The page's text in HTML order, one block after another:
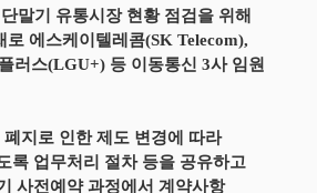
말기 유통시장 현황 점검을 위해
에스케이텔레콤(SK Telecom),
러스(LGU+) 등 이동통신 3사 임원
지로 인한 제도 변경에 따라
록 업무처리 절차 등을 공유하고
사전예약 과정에서 계약사항